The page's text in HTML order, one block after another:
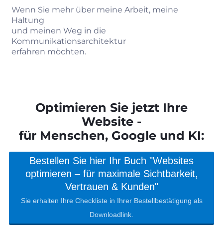
Wenn Sie mehr über meine Arbeit, meine
Haltung
und meinen Weg in die
Kommunikationsarchitektur
erfahren möchten.
Optimieren Sie jetzt Ihre
Website -
für Menschen, Google und KI:
Bestellen Sie hier Ihr Buch "Websites
optimieren – für maximale Sichtbarkeit,
Vertrauen & Kunden"
Sie erhalten Ihre Checkliste in Ihrer Bestellbestätigung als
Downloadlink.